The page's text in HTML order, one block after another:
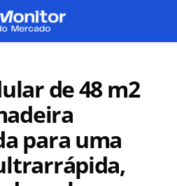
de 48 m2
para uma